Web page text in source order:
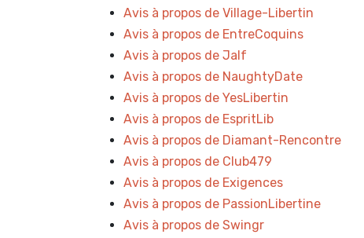
Avis à propos de Village-Libertin
Avis à propos de EntreCoquins
Avis à propos de Jalf
Avis à propos de NaughtyDate
Avis à propos de YesLibertin
Avis à propos de EspritLib
Avis à propos de Diamant-Rencontre
Avis à propos de Club479
Avis à propos de Exigences
Avis à propos de PassionLibertine
Avis à propos de Swingr